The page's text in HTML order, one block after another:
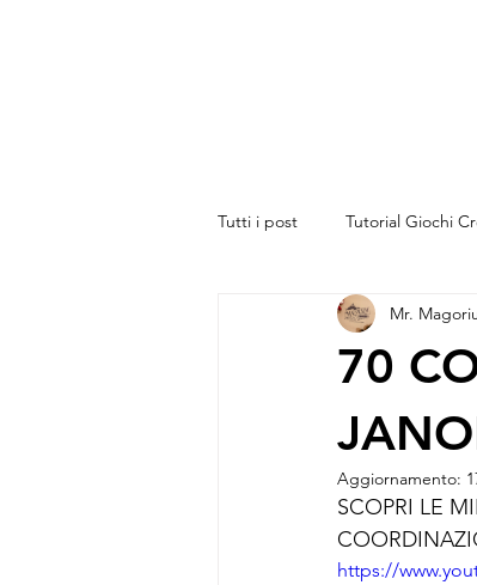
Tutti i post Tutorial Giochi
Appunti dalla Bottega
70
Mr.
Aggiornamento:
SCOPRI LE
https://